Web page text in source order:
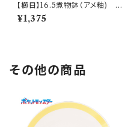
【櫛目】16.5煮物鉢（アメ釉) O
-M05502
¥1,375
その他の商品